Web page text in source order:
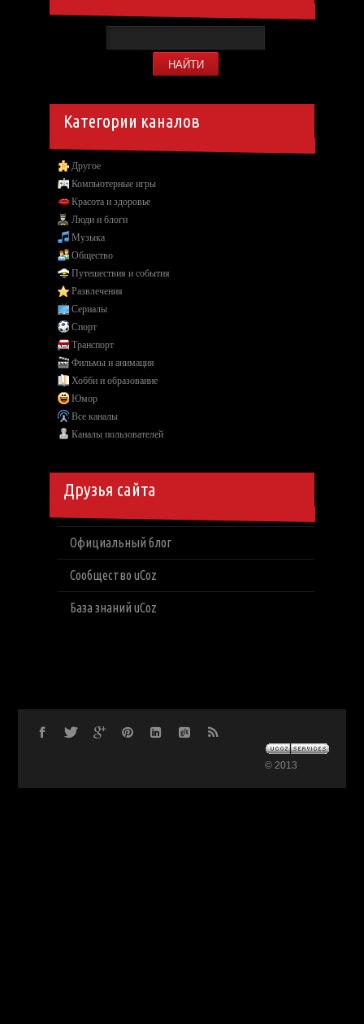
Категории каналов
Другое
Компьютерные игры
Красота и здоровье
Люди и блоги
Музыка
Общество
Путешествия и события
Развлечения
Сериалы
Спорт
Транспорт
Фильмы и анимация
Хобби и образование
Юмор
Все каналы
Каналы пользователей
Друзья сайта
Официальный блог
Сообщество uCoz
База знаний uCoz
© 2013